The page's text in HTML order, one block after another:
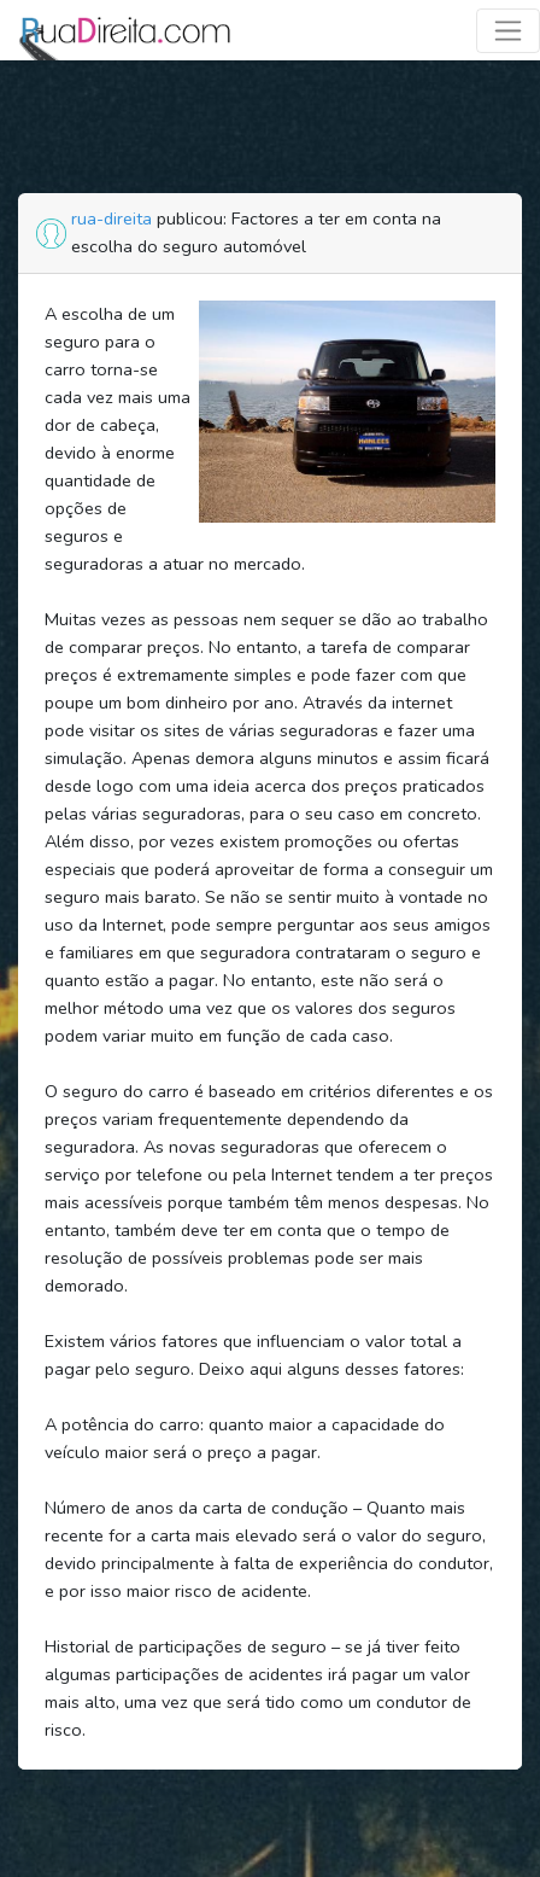
rua-direita publicou: Factores a ter em conta na
escolha do seguro automóvel
A escolha de um
seguro para o
carro torna-se
cada vez mais uma
dor de cabeça,
devido à enorme
quantidade de
opções de
seguros e
seguradoras a atuar no mercado.
Muitas vezes as pessoas nem sequer se dão ao trabalho
de comparar preços. No entanto, a tarefa de comparar
preços é extremamente simples e pode fazer com que
poupe um bom dinheiro por ano. Através da internet
pode visitar os sites de várias seguradoras e fazer uma
simulação. Apenas demora alguns minutos e assim ficará
desde logo com uma ideia acerca dos preços praticados
pelas várias seguradoras, para o seu caso em concreto.
Além disso, por vezes existem promoções ou ofertas
especiais que poderá aproveitar de forma a conseguir um
seguro mais barato. Se não se sentir muito à vontade no
uso da Internet, pode sempre perguntar aos seus amigos
e familiares em que seguradora contrataram o seguro e
quanto estão a pagar. No entanto, este não será o
melhor método uma vez que os valores dos seguros
podem variar muito em função de cada caso.
O seguro do carro é baseado em critérios diferentes e os
preços variam frequentemente dependendo da
seguradora. As novas seguradoras que oferecem o
serviço por telefone ou pela Internet tendem a ter preços
mais acessíveis porque também têm menos despesas. No
entanto, também deve ter em conta que o tempo de
resolução de possíveis problemas pode ser mais
demorado.
Existem vários fatores que influenciam o valor total a
pagar pelo seguro. Deixo aqui alguns desses fatores:
A potência do carro: quanto maior a capacidade do
veículo maior será o preço a pagar.
Número de anos da carta de condução – Quanto mais
recente for a carta mais elevado será o valor do seguro,
devido principalmente à falta de experiência do condutor,
e por isso maior risco de acidente.
Historial de participações de seguro – se já tiver feito
algumas participações de acidentes irá pagar um valor
mais alto, uma vez que será tido como um condutor de
risco.